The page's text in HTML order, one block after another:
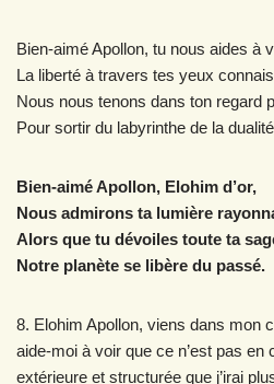
Bien-aimé Apollon, tu nous aides à
La liberté à travers tes yeux
Nous nous tenons dans ton regard
Pour sortir du labyrinthe de la
Bien-aimé Apollon, Elohim d’or,
Nous admirons ta lumière
Alors que tu dévoiles toute ta
Notre planète se libère du passé.
8. Elohim Apollon, viens dans mon
aide-moi à voir que ce n’est pas
extérieure et structurée que j’irai